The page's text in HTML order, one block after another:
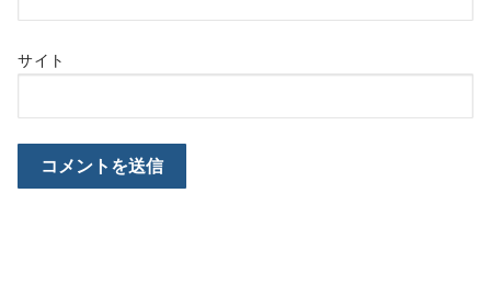
サイト